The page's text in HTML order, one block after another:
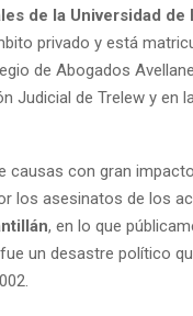
de la Universidad de
privado y está
de Abogados
Judicial de Trelew y en
causas con gran
los asesinatos de los
, en lo que
un desastre político